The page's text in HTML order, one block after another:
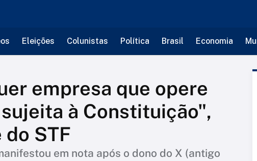
Eleições Colunistas Política Brasil Economia
empresa que opere
à Constituição",
STF
em nota após o dono do X (antigo